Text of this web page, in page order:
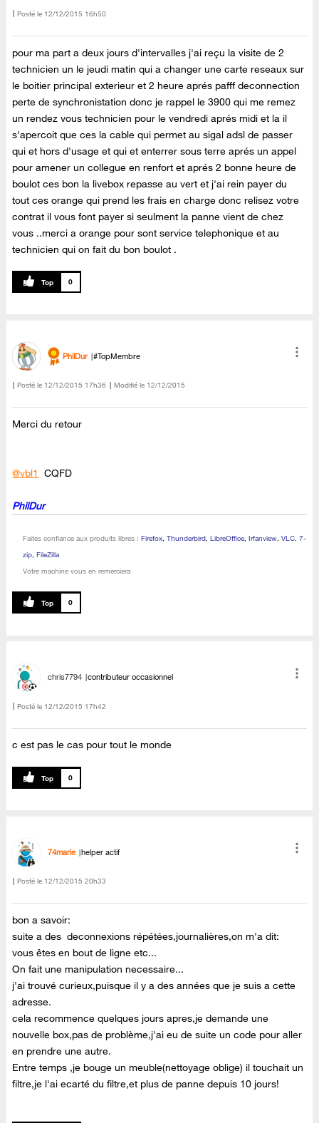
Posté le ‎12/12/2015 16h50
pour ma part a deux jours d'intervalles j'ai reçu la visite de 2
technicien un le jeudi matin qui a changer une carte reseaux sur
le boitier principal exterieur et 2 heure aprés pafff deconnection
perte de synchronistation donc je rappel le 3900 qui me remez
un rendez vous technicien pour le vendredi aprés midi et la il
s'apercoit que ces la cable qui permet au sigal adsl de passer
qui et hors d'usage et qui et enterrer sous terre aprés un appel
pour amener un collegue en renfort et aprés 2 bonne heure de
boulot ces bon la livebox repasse au vert et j'ai rein payer du
tout ces orange qui prend les frais en charge donc relisez votre
contrat il vous font payer si seulment la panne vient de chez
vous ..merci a orange pour sont service telephonique et au
technicien qui on fait du bon boulot .
0
PhilDur #TopMembre
Posté le ‎12/12/2015 17h36 Modifié le 12/12/2015
Merci du retour
@vbl1 CQFD
PhilDur
Faites confiance aux produits libres : Firefox,Thunderbird,LibreOffice,Irfanview,VLC, 7-
zip,FileZilla
Votre machine vous en remerciera
0
chris7794 contributeur occasionnel
Posté le ‎12/12/2015 17h42
c est pas le cas pour tout le monde
0
74marie helper actif
Posté le ‎12/12/2015 20h33
bon a savoir:
suite a des deconnexions répétées,journalières,on m'a dit:
vous êtes en bout de ligne etc...
On fait une manipulation necessaire...
j'ai trouvé curieux,puisque il y a des années que je suis a cette
adresse.
cela recommence quelques jours apres,je demande une
nouvelle box,pas de problème,j'ai eu de suite un code pour aller
en prendre une autre.
Entre temps ,je bouge un meuble(nettoyage oblige) il touchait un
filtre,je l'ai ecarté du filtre,et plus de panne depuis 10 jours!